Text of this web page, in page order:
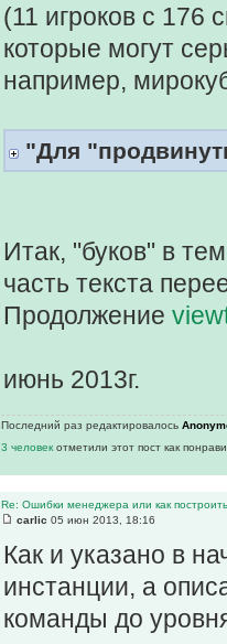
(11 игроков с 176
которые могут
например,
"Для
Итак, "буков" в
часть текста
Продолжение
июнь 2013г.
Последний раз редактировалось
3 человек отметили этот пост как
Re: Ошибки менеджера или как построить
carlic 05 июн 2013, 18:16
Как и указано в
инстанции, а
команды до